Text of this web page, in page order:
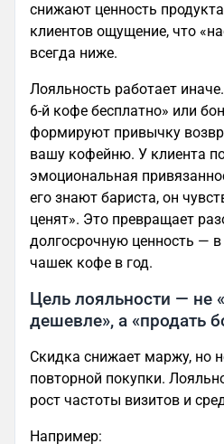
снижают ценность
клиентов ощущение, что
всегда ниже.
Лояльность работает
6-й кофе бесплатно» или
формируют привычку
вашу кофейню. У клиента
эмоциональная
его знают бариста, он
ценят». Это превращает
долгосрочную ценность — в
чашек кофе в год.
Цель лояльности — не
дешевле», а «продать
Скидка снижает маржу, но
повторной покупки.
рост частоты визитов и
Например: